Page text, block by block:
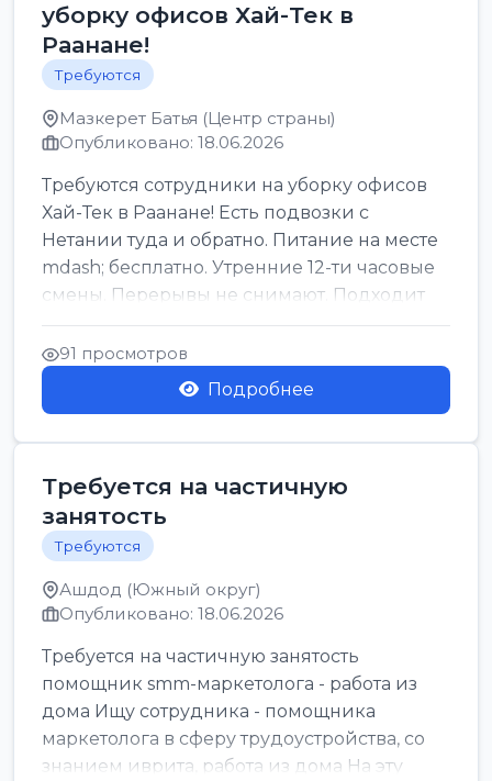
уборку офисов Хай-Тек в
Раанане!
Требуются
Мазкерет Батья (Центр страны)
Опубликовано: 18.06.2026
Требуются сотрудники на уборку офисов
Хай-Тек в Раанане! Есть подвозки с
Нетании туда и обратно. Питание на месте
mdash; бесплатно. Утренние 12-ти часовые
смены. Перерывы не снимают. Подходит
для всех...
91 просмотров
Подробнее
Требуется на частичную
занятость
Требуются
Ашдод (Южный округ)
Опубликовано: 18.06.2026
Требуется на частичную занятость
помощник smm-маркетолога - работа из
дома Ищу сотрудника - помощника
маркетолога в сферу трудоустройства, со
знанием иврита, работа из дома На эту